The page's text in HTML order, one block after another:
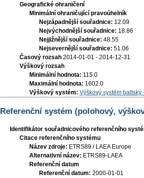
Geografické ohraničení
Minimální ohraničující pravoúhelník
Nejzápadnější souřadnice: 12.09
Nejvýchodnější souřadnice: 18.86
Nejjižnější souřadnice: 48.55
Nejsevernější souřadnice: 51.06
Časový rozsah 2014-01-01 - 2014-12-31
Výškový rozsah
Minimální hodnota: 115.0
Maximální hodnota: 1602.0
Výškový systém: Výškový systém
Referenční systém (polohový,
Identifikátor souřadnicového referenčního
Citace referenčního systému
Název zdroje: ETRS89 / LAEA Europe
Alternativní název: ETRS89-LAEA
Referenční datum
Referenční datum: 2000-01-01